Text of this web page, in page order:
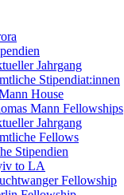
Jahrgang
Stipendiat:innen
House
Mann Fellowships
Jahrgang
Fellows
Stipendien
to LA
Fellowship